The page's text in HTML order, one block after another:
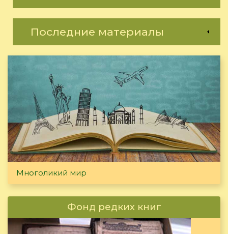
Последние материалы
Многоликий мир
Фонд редких книг